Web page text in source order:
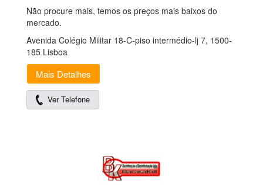
Não procure mais, temos os preços mais baixos do
mercado.
Avenida Colégio Militar 18-C-piso intermédio-lj 7, 1500-
185 Lisboa
Mais Detalhes
Ver Telefone